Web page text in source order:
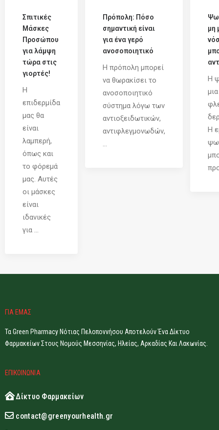
Σπιτικές
Μάσκες
Προσώπου
για λάμψη
τώρα στις
γιορτές!
Η
επιδερμίδα
μας θα
είναι
λαμπερή,
όπως και
το φόρεμά
μας. Αυτές
οι μάσκες
είναι
ιδανικές
για ...
Πρόπολη: Πόσο
σημαντική είναι
για ένα γερό
ανοσοποιητικό
Η πρόπολη μπορεί
να θωρακίσει το
ανοσοποιητικό
σύστημα λόγω των
αντιοξειδωτικών,
αντιφλεγμονωδών,
μη
Η
Η
ΓΙΑ ΕΜΑΣ
Τα Green Pharmacy Νότιας Πελοποννήσου Αποτελούν Ένα Δίκτυο
Φαρμακείων Στους Νομούς Μεσσηνίας, Ηλείας, Αρκαδίας Και Λακωνίας.
ΕΠΙΚΟΙΝΩΝΙΑ
Δίκτυο Φαρμακείων
contact@greenyourhealth.gr